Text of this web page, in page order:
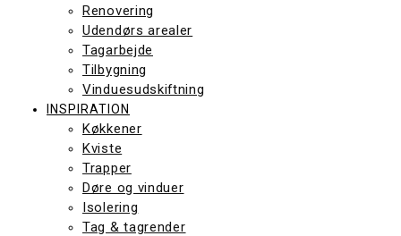
Renovering
Udendørs arealer
Tagarbejde
Tilbygning
Vinduesudskiftning
INSPIRATION
Køkkener
Kviste
Trapper
Døre og vinduer
Isolering
Tag & tagrender